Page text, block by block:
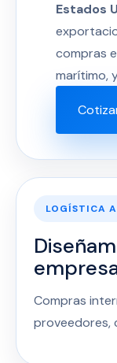
Estados
compras
marítimo,
LOGÍSTICA
Compras
proveedores,